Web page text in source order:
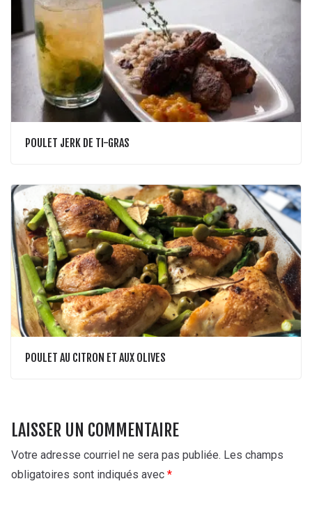
POULET JERK DE TI-GRAS
POULET AU CITRON ET AUX OLIVES
LAISSER UN COMMENTAIRE
Votre adresse courriel ne sera pas publiée. Les champs
obligatoires sont indiqués avec *